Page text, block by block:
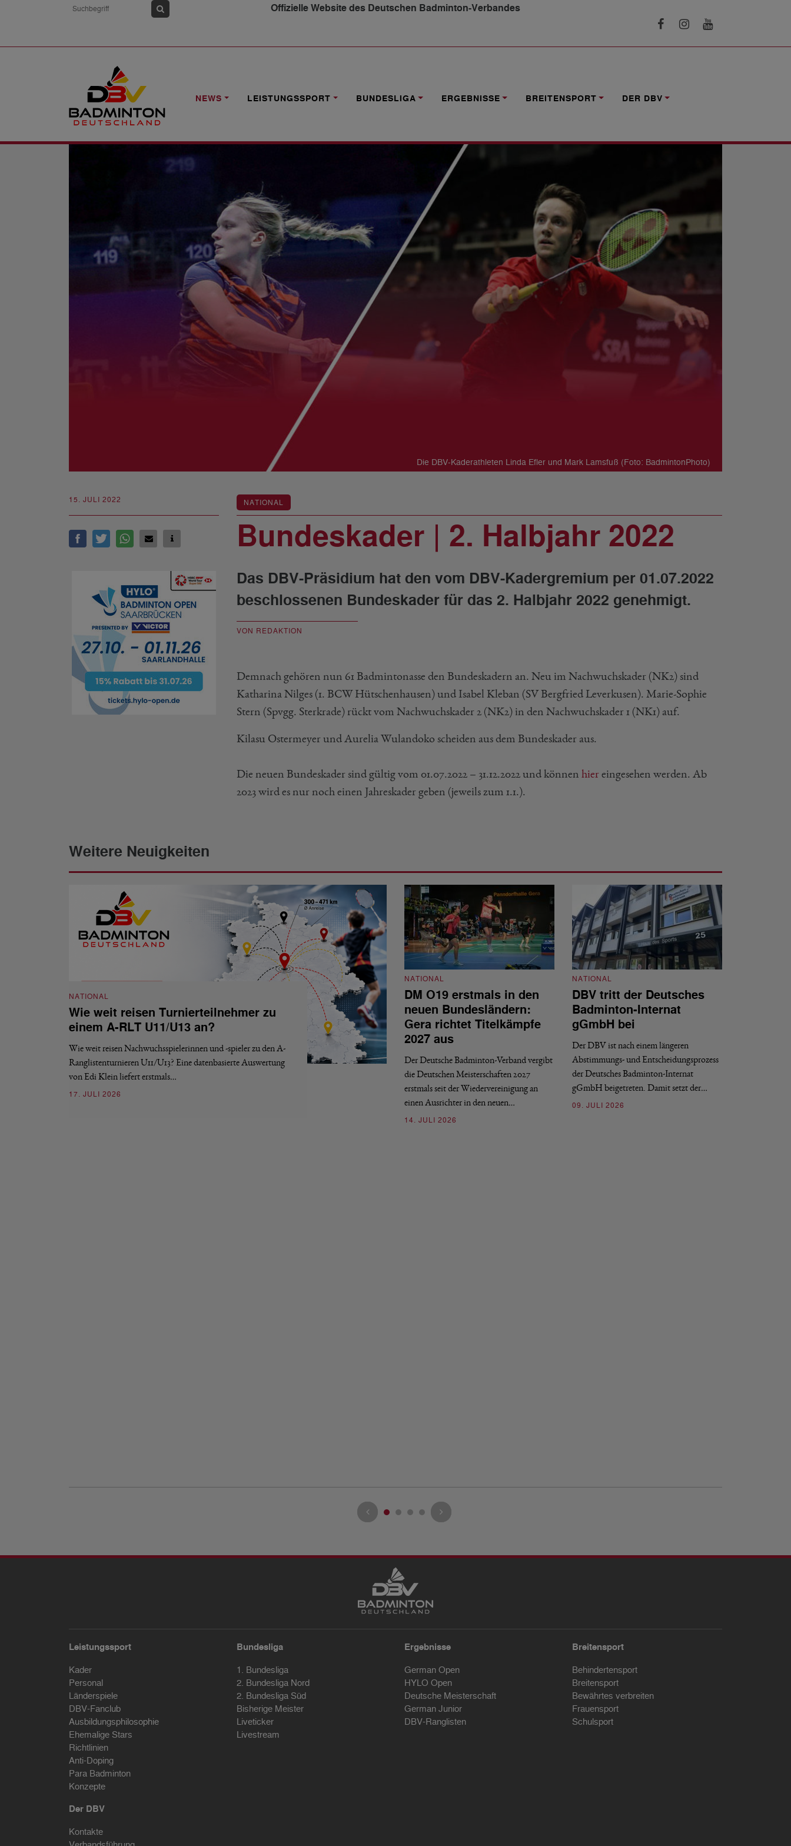
Offizielle Website des Deutschen Badminton-Verbandes
NEWS LEISTUNGSSPORT BUNDESLIGA ERGEBNISSE BREITENSPORT DER DBV
NEWS
Die DBV-Kaderathleten Linda Efler und Mark Lamsfuß (Foto: BadmintonPhoto)
15. JULI 2022 NATIONAL
Bundeskader | 2. Halbjahr 2022
Das DBV-Präsidium hat den vom DBV-Kadergremium per 01.07.2022
beschlossenen Bundeskader für das 2. Halbjahr 2022 genehmigt.
VON REDAKTION
Demnach gehören nun 61 Badmintonasse den Bundeskadern an. Neu im Nachwuchskader (NK2) sind
Katharina Nilges (1. BCW Hütschenhausen) und Isabel Kleban (SV Bergfried Leverkusen). Marie-Sophie
Stern (Spvgg. Sterkrade) rückt vom Nachwuchskader 2 (NK2) in den Nachwuchskader 1 (NK1) auf.
Kilasu Ostermeyer und Aurelia Wulandoko scheiden aus dem Bundeskader aus.
Die neuen Bundeskader sind gültig vom 01.07.2022 – 31.12.2022 und können hier eingesehen werden. Ab
2023 wird es nur noch einen Jahreskader geben (jeweils zum 1.1.).
Weitere Neuigkeiten
NATIONAL
Wie weit reisen Turnierteilnehmer zu
einem A-RLT U11/U13 an?
Wie weit reisen Nachwuchsspielerinnen und -spieler zu den A-
Ranglistenturnieren U11/U13? Eine datenbasierte Auswertung
von Edi Klein liefert erstmals…
17. JULI 2026
NATIONAL
DM O19 erstmals in den
neuen Bundesländern:
Gera richtet Titelkämpfe
2027 aus
Der Deutsche Badminton-Verband vergibt
die Deutschen Meisterschaften 2027
erstmals seit der Wiedervereinigung an
einen Ausrichter in den neuen…
14. JULI 2026
NATIONAL
DBV tritt der Deutsches
Badminton-Internat
gGmbH bei
Der DBV ist nach einem längeren
Abstimmungs- und Entscheidungsprozess
der Deutsches Badminton-Internat
gGmbH beigetreten. Damit setzt der…
09. JULI 2026
Leistungssport
Kader
Personal
Länderspiele
DBV-Fanclub
Ausbildungsphilosophie
Ehemalige Stars
Richtlinien
Anti-Doping
Para Badminton
Konzepte
Bundesliga
1. Bundesliga
2. Bundesliga Nord
2. Bundesliga Süd
Bisherige Meister
Liveticker
Livestream
Ergebnisse
German Open
HYLO Open
Deutsche Meisterschaft
German Junior
DBV-Ranglisten
Breitensport
Behindertensport
Breitensport
Bewährtes verbreiten
Frauensport
Schulsport
Der DBV
Kontakte